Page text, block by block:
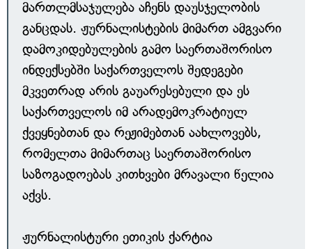
მართლმსაჯულება აჩენს დაუსჯელობის
განცდას. ჟურნალისტების მიმართ ამგვარი
დამოკიდებულების გამო საერთაშორისო
ინდექსებში საქართველოს შედეგები
მკვეთრად არის გაუარესებული და ეს
საქართველოს იმ არადემოკრატიულ
ქვეყნებთან და რეჟიმებთან აახლოვებს,
რომელთა მიმართაც საერთაშორისო
საზოგადოებას კითხვები მრავალი წელია
აქვს.
ჟურნალისტური ეთიკის ქარტია